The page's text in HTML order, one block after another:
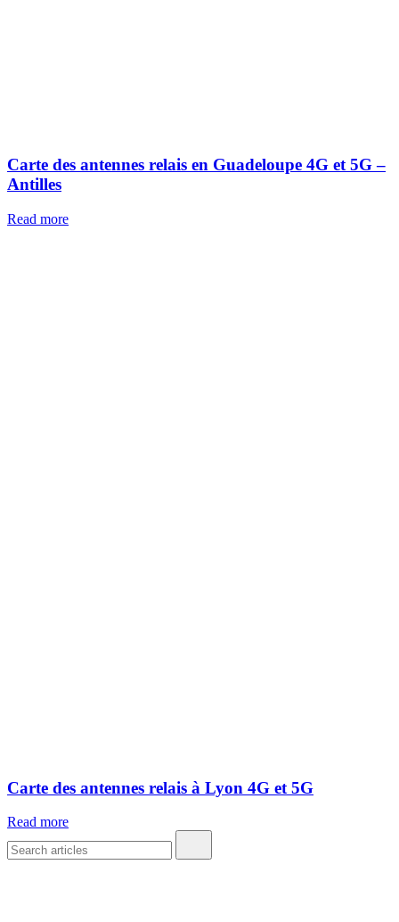
Carte des antennes relais en Guadeloupe 4G et 5G –
Antilles
Read more
Carte des antennes relais à Lyon 4G et 5G
Read more